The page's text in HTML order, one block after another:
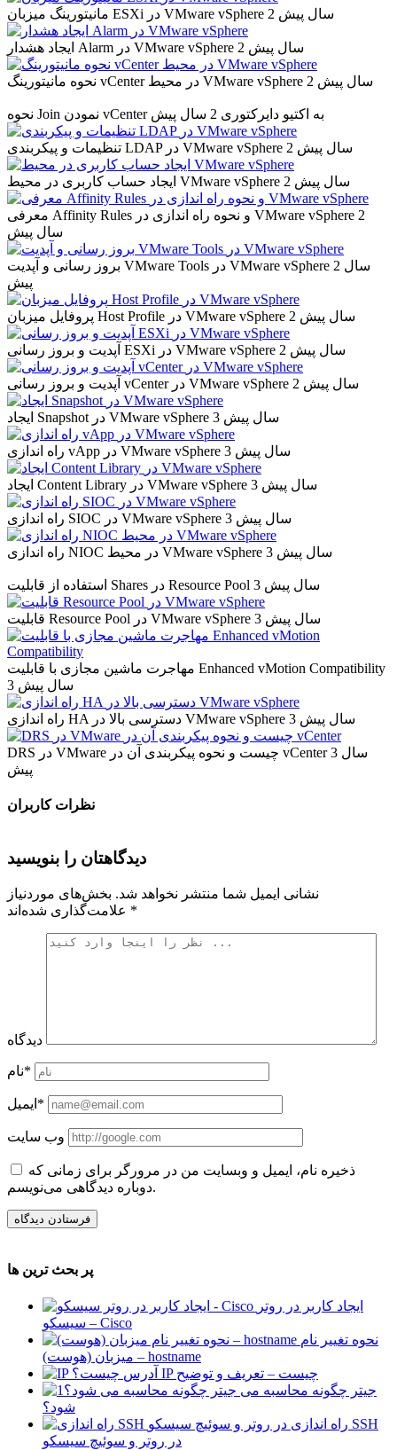
مانیتورینگ میزبان ESXi در VMware vSphere 2 سال پیش
ایجاد هشدار Alarm در VMware vSphere 2 سال پیش
نحوه مانیتورینگ vCenter در محیط VMware vSphere 2 سال پیش
نحوه Join نمودن vCenter به اکتیو دایرکتوری 2 سال پیش
تنظیمات و پیکربندی LDAP در VMware vSphere 2 سال پیش
ایجاد حساب کاربری در محیط VMware vSphere 2 سال پیش
معرفی Affinity Rules و نحوه راه اندازی در VMware vSphere 2
سال پیش
بروز رسانی و آپدیت VMware Tools در VMware vSphere 2 سال
پیش
پروفایل میزبان Host Profile در VMware vSphere 2 سال پیش
آپدیت و بروز رسانی ESXi در VMware vSphere 2 سال پیش
آپدیت و بروز رسانی vCenter در VMware vSphere 2 سال پیش
ایجاد Snapshot در VMware vSphere 3 سال پیش
راه اندازی vApp در VMware vSphere 3 سال پیش
ایجاد Content Library در VMware vSphere 3 سال پیش
راه اندازی SIOC در VMware vSphere 3 سال پیش
راه اندازی NIOC در محیط VMware vSphere 3 سال پیش
استفاده از قابلیت Shares در Resource Pool 3 سال پیش
قابلیت Resource Pool در VMware vSphere 3 سال پیش
مهاجرت ماشین مجازی با قابلیت Enhanced vMotion Compatibility
3 سال پیش
راه اندازی HA دسترسی بالا در VMware vSphere 3 سال پیش
DRS در VMware چیست و نحوه پیکربندی آن در vCenter3 سال
پیش
نظرات کاربران
دیدگاهتان را بنویسید
نشانی ایمیل شما منتشر نخواهد شد. بخش‌های موردنیاز
*
دیدگاه
نام*
ایمیل*
وب سایت
ذخیره نام، ایمیل و وبسایت من در مرورگر برای زمانی که
دوباره دیدگاهی می‌نویسم.
پر بحث ترین ها
ایجاد کاربر در روتر
سیسکو – Cisco
نحوه تغییر نام
میزبان (هوست) – hostname
آدرس IP چیست – تعریف و توضیح
جیتر چگونه محاسبه می
شود؟
راه اندازی SSH
در روتر و سوئیچ سیسکو